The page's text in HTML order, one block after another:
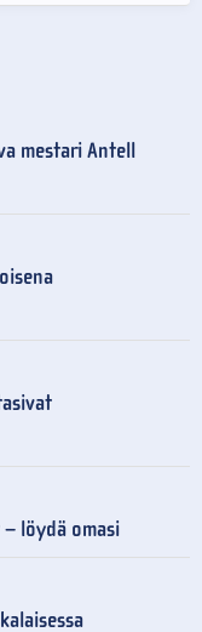
mestari Antell
löydä omasi